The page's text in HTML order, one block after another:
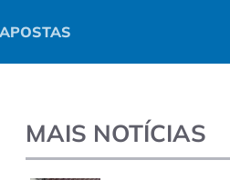
MAIS NOTÍCIAS